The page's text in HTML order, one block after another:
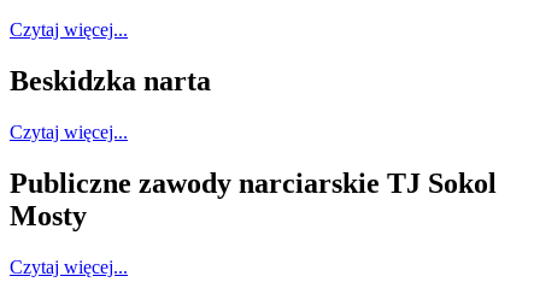
Czytaj więcej...
Beskidzka narta
Czytaj więcej...
Publiczne zawody narciarskie TJ Sokol
Mosty
Czytaj więcej...